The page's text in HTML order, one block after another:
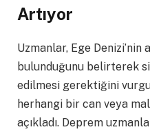
Artıyor
Uzmanlar, Ege
bulunduğunu belirterek
edilmesi gerektiğini
herhangi bir can veya
açıkladı. Deprem